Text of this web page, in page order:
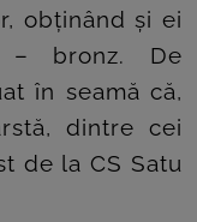
obținând și ei
bronz. De
în seamă că,
dintre cei
de la CS Satu